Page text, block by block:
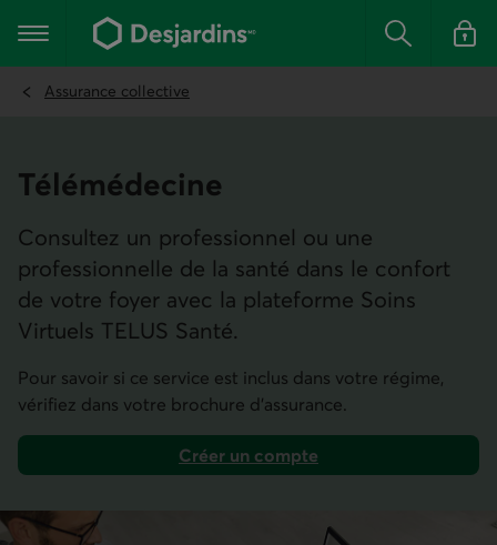
contenu
Menu principal Rechercher
Se
Assurance collective
Télé­médecine
Consultez un professionnel ou une
professionnelle de la santé dans le confort
de votre foyer avec la plateforme Soins
Virtuels TELUS Santé.
Pour savoir si ce service est inclus dans votre régime,
vérifiez dans votre brochure d’assurance.
Créer un compte
Lien externe au site.